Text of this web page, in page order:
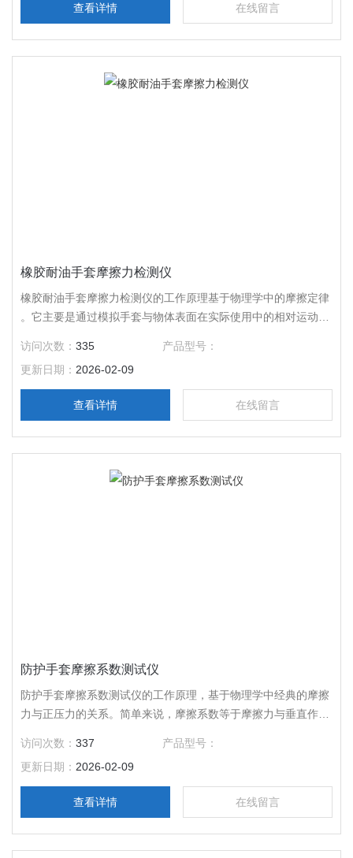
查看详情 在线留言
橡胶耐油手套摩擦力检测仪
橡胶耐油手套摩擦力检测仪的工作原理基于物理学中的摩擦定律
。它主要是通过模拟手套与物体表面在实际使用中的相对运动，
访问次数：335
产品型号：
更新日期： 2026-02-09
查看详情 在线留言
防护手套摩擦系数测试仪
防护手套摩擦系数测试仪的工作原理，基于物理学中经典的摩擦
力与正压力的关系。简单来说，摩擦系数等于摩擦力与垂直作用
我们所关注的摩擦系数，F 为摩擦力，N 代表正压力。
访问次数：337
产品型号：
更新日期： 2026-02-09
查看详情 在线留言